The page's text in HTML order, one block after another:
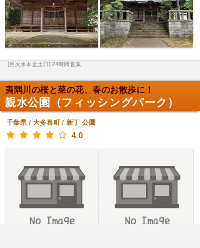
[月火水木金土日] 24時間営業
夷隅川の桜と菜の花、春のお散歩に！
親水公園（フィッシングパーク）
千葉県/大多喜町/新丁 公園
4.0